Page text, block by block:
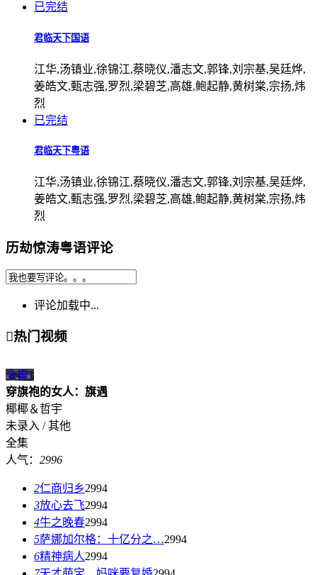
已完结
君临天下国语
江华,汤镇业,徐锦江,蔡晓仪,潘志文,郭锋,刘宗基,吴廷烨,
姜皓文,甄志强,罗烈,梁碧芝,高雄,鲍起静,黄树棠,宗扬,炜
烈
已完结
君临天下粤语
江华,汤镇业,徐锦江,蔡晓仪,潘志文,郭锋,刘宗基,吴廷烨,
姜皓文,甄志强,罗烈,梁碧芝,高雄,鲍起静,黄树棠,宗扬,炜
烈
历劫惊涛粤语评论
评论加载中...
热门视频
全集1
穿旗袍的女人：旗遇
椰椰＆哲宇
未录入 / 其他
全集
人气： 2996
2仁商归乡2994
3放心去飞2994
4牛之晚春2994
5萨娜加尔格：十亿分之…2994
6精神病人2994